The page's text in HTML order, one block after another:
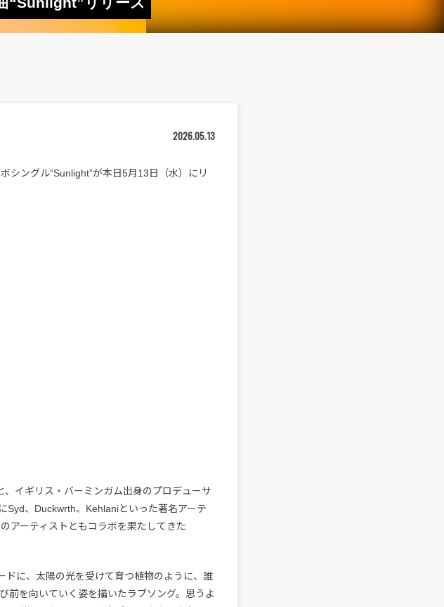
2026.05.13
シングル“Sunlight”が本日5月13日（水）にリ
イギリス・バーミンガム出身のプロデューサ
Syd、Duckwrth、Kehlaniといった著名アーテ
アーティストともコラボを果たしてきた
ドに、太陽の光を受けて育つ植物のように、誰
前を向いていく姿を描いたラブソング。思うよ